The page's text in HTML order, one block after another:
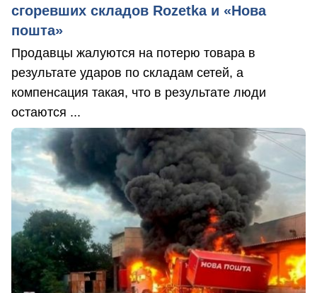
сгоревших складов Rozetka и «Нова
пошта»
Продавцы жалуются на потерю товара в
результате ударов по складам сетей, а
компенсация такая, что в результате люди
остаются ...